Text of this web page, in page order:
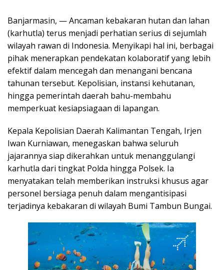
Banjarmasin, — Ancaman kebakaran hutan dan lahan
(karhutla) terus menjadi perhatian serius di sejumlah
wilayah rawan di Indonesia. Menyikapi hal ini, berbagai
pihak menerapkan pendekatan kolaboratif yang lebih
efektif dalam mencegah dan menangani bencana
tahunan tersebut. Kepolisian, instansi kehutanan,
hingga pemerintah daerah bahu-membahu
memperkuat kesiapsiagaan di lapangan.
Kepala Kepolisian Daerah Kalimantan Tengah, Irjen
Iwan Kurniawan, menegaskan bahwa seluruh
jajarannya siap dikerahkan untuk menanggulangi
karhutla dari tingkat Polda hingga Polsek. Ia
menyatakan telah memberikan instruksi khusus agar
personel bersiaga penuh dalam mengantisipasi
terjadinya kebakaran di wilayah Bumi Tambun Bungai.